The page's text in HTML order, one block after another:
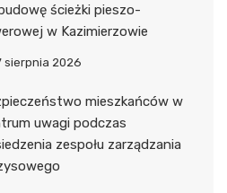
ścieżki pieszo-
w Kazimierzowie
sierpnia 2026
mieszkańców w
uwagi podczas
zespołu zarządzania